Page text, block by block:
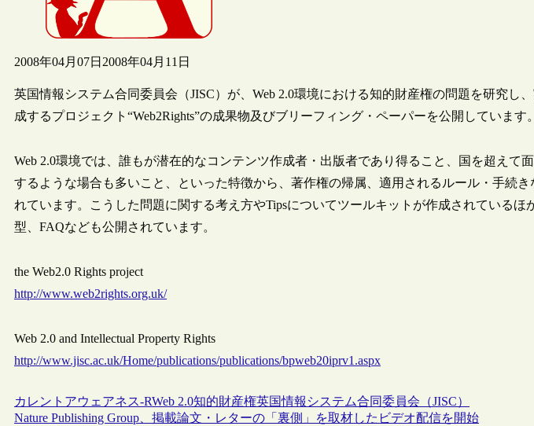
2008年04月07日 2008年04月11日
英国情報システム合同委員会（JISC）が、Web 2.0環境における知的財産権の問題を研究し
成するプロジェクト“Web2Rights”の成果物及びブリーフィング・ペーパーを公開しています。
Web 2.0環境では、誰もが潜在的なコンテンツ作成者・出版者であり得ること、国を超えて
するような場合も多いこと、といった特徴から、著作権の帰属、適用されるルール・手続き
れています。こうした問題に関する考え方やTipsについてツールキットが作成されているほ
型、FAQなども公開されています。
the Web2.0 Rights project
http://www.web2rights.org.uk/
Web 2.0 and Intellectual Property Rights
http://www.jisc.ac.uk/Home/publications/publications/bpweb20iprv1.aspx
カレントアウェアネス-RWeb 2.0知的財産権英国情報システム合同委員会（JISC）
Nature Publishing Group、掲載論文・レターの「裏側」を取材したビデオ配信を開始